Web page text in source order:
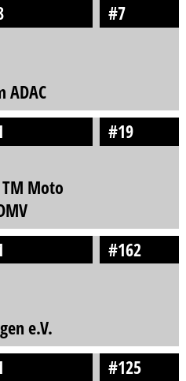
#7
ADAC
#19
Moto
#162
e.V.
#125